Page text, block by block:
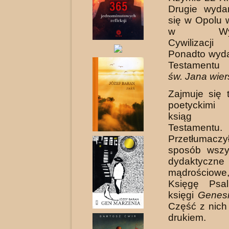
Drugie
się w Opolu
w
Ponadto
św. Jana
Zajmuje się
poetyckimi
ksiąg
Testamentu.
sposób
Księgę
księgi
Część z nich
drukiem.